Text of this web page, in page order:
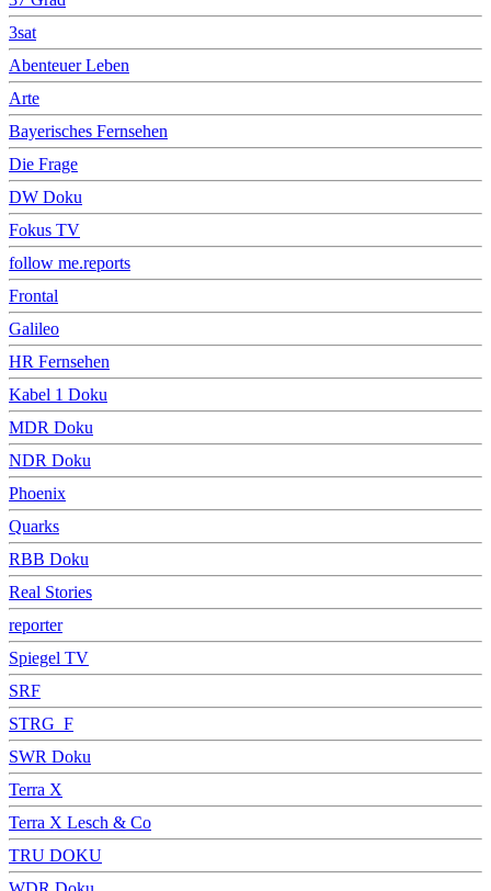
3sat
Abenteuer Leben
Arte
Bayerisches Fernsehen
Die Frage
DW Doku
Fokus TV
follow me.reports
Frontal
Galileo
HR Fernsehen
Kabel 1 Doku
MDR Doku
NDR Doku
Phoenix
Quarks
RBB Doku
Real Stories
reporter
Spiegel TV
SRF
STRG_F
SWR Doku
Terra X
Terra X Lesch & Co
TRU DOKU